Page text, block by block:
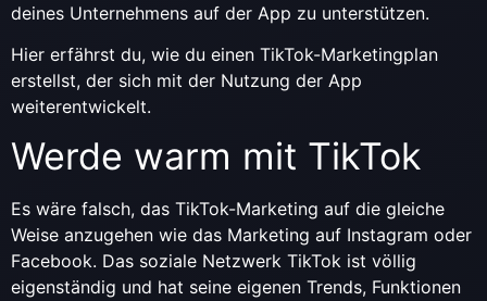
deines Unternehmens auf der App zu unterstützen.
Hier erfährst du, wie du einen TikTok-Marketingplan
erstellst, der sich mit der Nutzung der App
weiterentwickelt.
Werde warm mit TikTok
Es wäre falsch, das TikTok-Marketing auf die gleiche
Weise anzugehen wie das Marketing auf Instagram oder
Facebook. Das soziale Netzwerk TikTok ist völlig
eigenständig und hat seine eigenen Trends, Funktionen